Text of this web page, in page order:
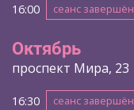
16:00 сеанс завершён
Октябрь
проспект Мира, 23
16:30 сеанс завершён